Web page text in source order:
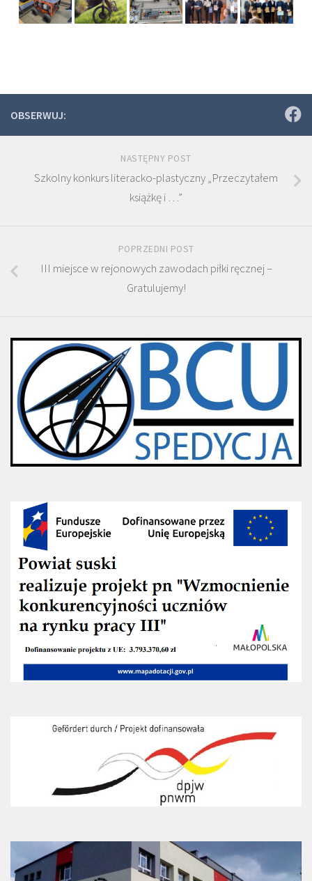
OBSERWUJ:
NASTĘPNY POST
Szkolny konkurs literacko-plastyczny „Przeczytałem
książkę i …”
POPRZEDNI POST
III miejsce w rejonowych zawodach piłki ręcznej –
Gratulujemy!